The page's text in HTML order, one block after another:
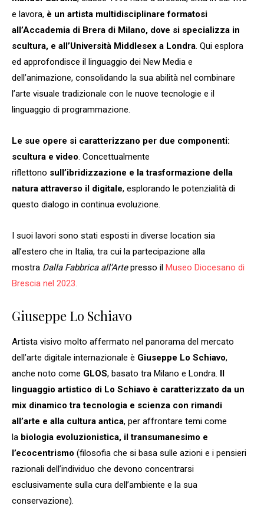
e lavora, è un artista multidisciplinare formatosi
all’Accademia di Brera di Milano, dove si specializza in
scultura, e all’Università Middlesex a Londra. Qui esplora
ed approfondisce il linguaggio dei New Media e
dell’animazione, consolidando la sua abilità nel combinare
l’arte visuale tradizionale con le nuove tecnologie e il
linguaggio di programmazione.
Le sue opere si caratterizzano per due componenti:
scultura e video. Concettualmente
riflettono sull’ibridizzazione e la trasformazione della
natura attraverso il digitale, esplorando le potenzialità di
questo dialogo in continua evoluzione.
I suoi lavori sono stati esposti in diverse location sia
all’estero che in Italia, tra cui la partecipazione alla
mostra Dalla Fabbrica all’Artepresso il Museo Diocesano di
Brescia nel 2023.
Giuseppe Lo Schiavo
Artista visivo molto affermato nel panorama del mercato
dell’arte digitale internazionale è Giuseppe Lo Schiavo,
anche noto come GLOS, basato tra Milano e Londra. Il
linguaggio artistico di Lo Schiavo è caratterizzato da un
mix dinamico tra tecnologia e scienza con rimandi
all’arte e alla cultura antica, per affrontare temi come
la biologia evoluzionistica, il transumanesimo e
l’ecocentrismo (filosofia che si basa sulle azioni e i pensieri
razionali dell’individuo che devono concentrarsi
esclusivamente sulla cura dell’ambiente e la sua
conservazione).